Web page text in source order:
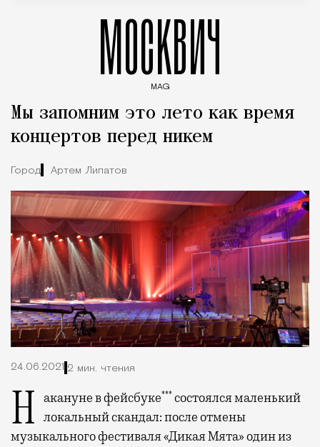
МОСКВИЧ
MAG
Мы запомним это лето как время
концертов перед никем
Город Артем Липатов
24.06.2021 2 мин. чтения
Накануне в фейсбуке***состоялся маленький
локальный скандал: после отмены
музыкального фестиваля «Дикая Мята» один из